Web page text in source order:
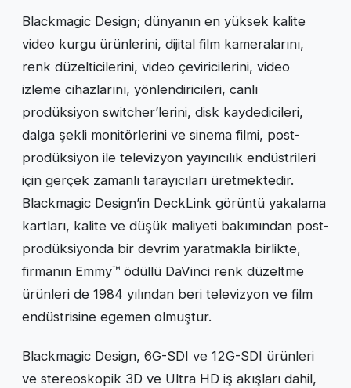
Blackmagic Design; dünyanın en yüksek kalite
video kurgu ürünlerini, dijital film kameralarını,
renk düzelticilerini, video çeviricilerini, video
izleme cihazlarını, yönlendiricileri, canlı
prodüksiyon switcher’lerini, disk kaydedicileri,
dalga şekli monitörlerini ve sinema filmi, post-
prodüksiyon ile televizyon yayıncılık endüstrileri
için gerçek zamanlı tarayıcıları üretmektedir.
Blackmagic Design’in DeckLink görüntü yakalama
kartları, kalite ve düşük maliyeti bakımından post-
prodüksiyonda bir devrim yaratmakla birlikte,
firmanın Emmy™ ödüllü DaVinci renk düzeltme
ürünleri de 1984 yılından beri televizyon ve film
endüstrisine egemen olmuştur.
Blackmagic Design, 6G-SDI ve 12G-SDI ürünleri
ve stereoskopik 3D ve Ultra HD iş akışları dahil,